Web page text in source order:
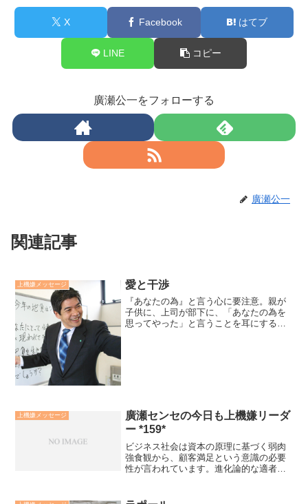
X Facebook はてブ
LINE コピー
廣瀬公一をフォローする
廣瀬公一
関連記事
上機嫌メッセージ 愛と干渉
『あなたの為』と言う心に要注意。親が
子供に、上司が部下に、「あなたの為を
思ってやった」と言うことを耳にするこ
上機嫌メッセージ
廣瀬センセの今日も上機嫌リーダ
ー *159*
ビジネス社会は資本の原理に基づく弱肉
強食観から、顧客満足という意識の必要
性が言われています。進化論的な適者生
適者生存観のレベルにいると思います。